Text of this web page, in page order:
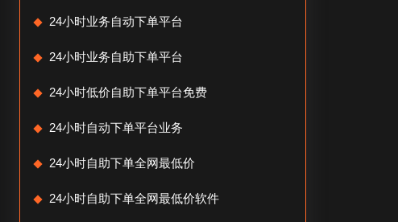
24小时业务自动下单平台
24小时业务自助下单平台
24小时低价自助下单平台免费
24小时自动下单平台业务
24小时自助下单全网最低价
24小时自助下单全网最低价软件